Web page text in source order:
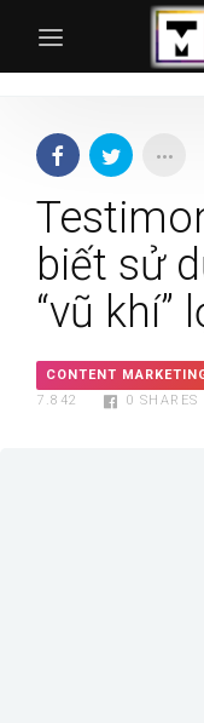
biết sử
“vũ khí”
CONTENT
7.842
0 SHARES